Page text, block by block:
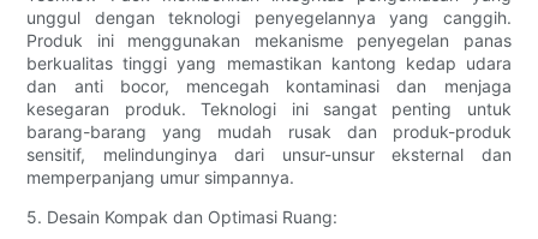
unggul dengan teknologi penyegelannya yang canggih.
Produk ini menggunakan mekanisme penyegelan panas
berkualitas tinggi yang memastikan kantong kedap udara
dan anti bocor, mencegah kontaminasi dan menjaga
kesegaran produk. Teknologi ini sangat penting untuk
barang-barang yang mudah rusak dan produk-produk
sensitif, melindunginya dari unsur-unsur eksternal dan
memperpanjang umur simpannya.
5. Desain Kompak dan Optimasi Ruang: